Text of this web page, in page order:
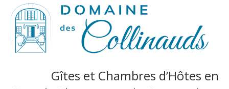
Gîtes et Chambres d’Hôtes en